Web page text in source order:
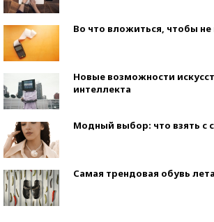
Во что вложиться, чтобы не
Новые возможности
интеллекта
Модный выбор: что взять с
Самая трендовая обувь лета